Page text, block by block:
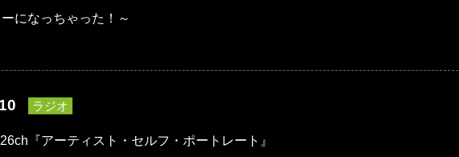
になっちゃった！～
ラジオ
『アーティスト・セルフ・ポートレート』